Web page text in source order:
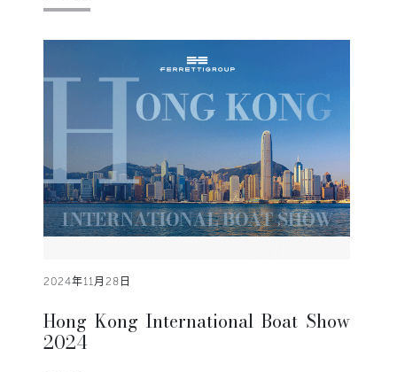
2024年11月28日
Hong Kong International Boat Show
2024